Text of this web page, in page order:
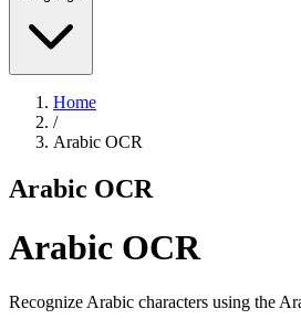
Home
/
Arabic OCR
Arabic OCR
Arabic OCR
Recognize Arabic characters using the